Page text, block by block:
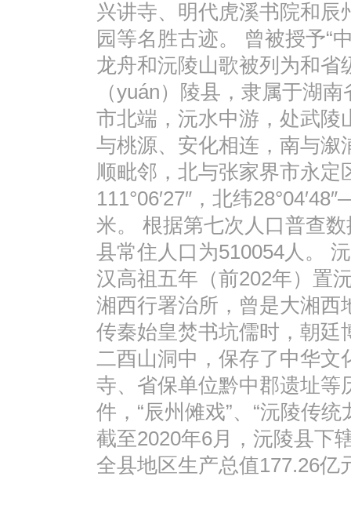
兴讲寺、明代虎溪书院和辰
园等名胜古迹。 曾被授予“
龙舟和沅陵山歌被列为和省
（yuán）陵县，隶属于湖
市北端，沅水中游，处武陵
与桃源、安化相连，南与溆
顺毗邻，北与张家界市永定
111°06′27″，北纬
米。 根据第七次人口普查
县常住人口为510054人。
汉高祖五年（前202年）置
湘西行署治所，曾是大湘西
传秦始皇焚书坑儒时，朝廷
二酉山洞中，保存了中华文
寺、省保单位黔中郡遗址等
件，“辰州傩戏”、“沅陵传
截至2020年6月，沅陵县下
全县地区生产总值177.26亿